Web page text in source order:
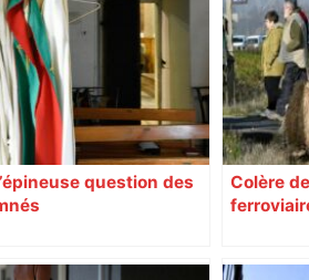
question des
Colère